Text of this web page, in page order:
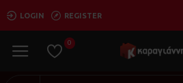
LOGIN REGISTER
0